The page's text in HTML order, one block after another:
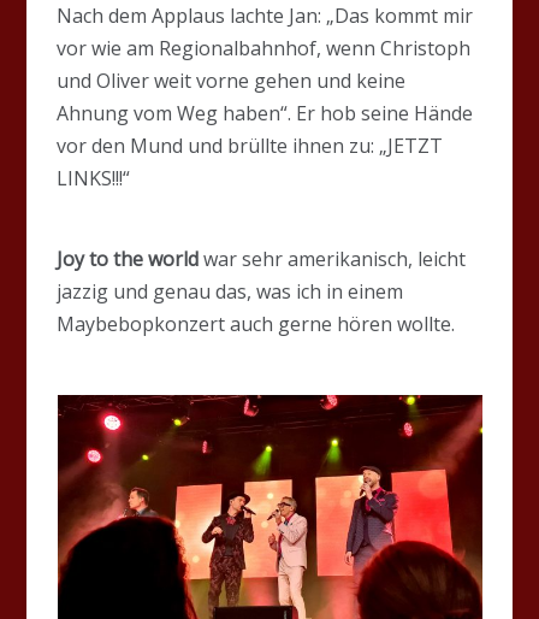
Nach dem Applaus lachte Jan: „Das kommt mir
vor wie am Regionalbahnhof, wenn Christoph
und Oliver weit vorne gehen und keine
Ahnung vom Weg haben“. Er hob seine Hände
vor den Mund und brüllte ihnen zu: „JETZT
LINKS!!!“
Joy to the worldwar sehr amerikanisch, leicht
jazzig und genau das, was ich in einem
Maybebopkonzert auch gerne hören wollte.